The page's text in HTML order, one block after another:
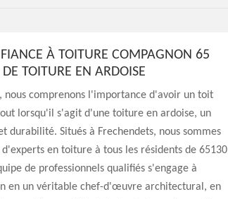
À TOITURE COMPAGNON 65
DE TOITURE EN ARDOISE
nous comprenons l'importance d'avoir un toit
lorsqu'il s'agit d'une toiture en ardoise, un
durabilité. Situés à Frechendets, nous sommes
en toiture à tous les résidents de 65130
de professionnels qualifiés s'engage à
en un véritable chef-d'œuvre architectural, en